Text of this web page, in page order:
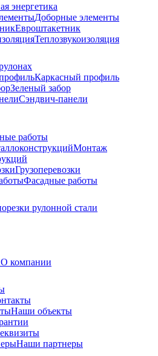
энергетика
Доборные элементы
Евроштакетник
Теплозвукоизоляция
Каркасный профиль
Зеленый забор
Сэндвич-панели
работы
Монтаж
Грузоперевозки
Фасадные работы
рулонной стали
О компании
Наши объекты
Наши партнеры